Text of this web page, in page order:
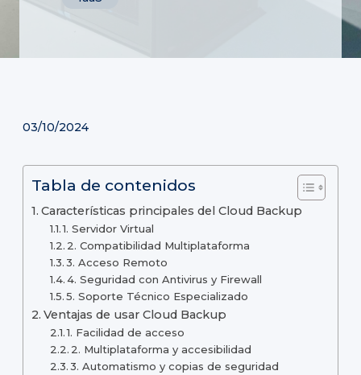
03/10/2024
Tabla de contenidos
Características principales del Cloud Backup
1. Servidor Virtual
2. Compatibilidad Multiplataforma
3. Acceso Remoto
4. Seguridad con Antivirus y Firewall
5. Soporte Técnico Especializado
Ventajas de usar Cloud Backup
1. Facilidad de acceso
2. Multiplataforma y accesibilidad
3. Automatismo y copias de seguridad